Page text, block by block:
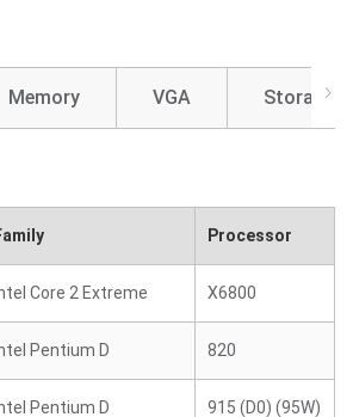
Memory VGA Storage
Processor
Core 2 Extreme X6800
Pentium D 820
Pentium D 915 (D0) (95W)